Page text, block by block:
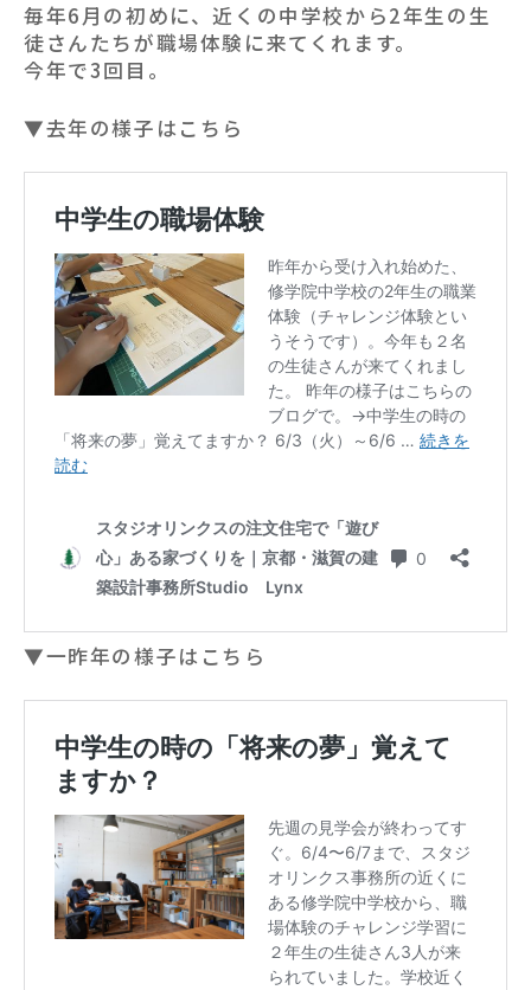
毎年6月の初めに、近くの中学校から2年生の生
徒さんたちが職場体験に来てくれます。
今年で3回目。
▼去年の様子はこちら
▼一昨年の様子はこちら